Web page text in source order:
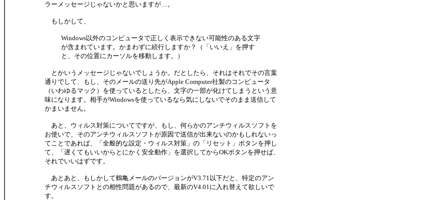
ラーメッセージじゃないかと思いますが…。
もしかして、
Windows以外のコンピュータで正しく表示できない可能性のある文字
が含まれています。かまわずに続行しますか？（「いいえ」を押す
と、その位置にカーソルを移動します。）
とかいうメッセージじゃないでしょうか。だとしたら、それはそれでその言葉
通りでして、もし、そのメールの送り先がApple Computer社製のコンピュータ
（いわゆるマック）を使っているとしたら、文字の一部が化けてしまうという意
味になります。相手がWindowsを使っているなら気にしないでそのまま送信して
かまいません。
あと、ウィルス対策についてですが、もし、何らかのアンチウィルスソフトを
お使いで、そのアンチウィルスソフトが原因で送信が出来ないのかもしれないっ
てことであれば、「全般的な設定・ウィルス対策」の「リセット」ボタンを押し
て、「遅くてもいいからとにかく安全動作」を選択してからOKボタンを押せば、
それでいいはずです。
あとあと、もしかして鶴亀メールのバージョンがV3.71以下だと、特定のアン
チウィルスソフトとの相性問題があるので、最新のV4.01に入れ替えて欲しいで
す。